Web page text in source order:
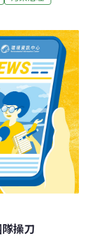
、早產和低出
致，空污微粒本
可影響終生。比
）教授說：「這
在發育中。為了
他表示，政府有
繁忙的道路。
操刀